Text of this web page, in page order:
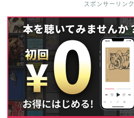
スポンサーリンク